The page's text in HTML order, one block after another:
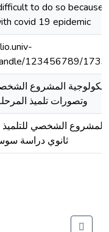
to do so because
covid 19 epidemic
123456789/
المشروع
وتصورات تلميذ المرحلة
المشروع الشخصي للتلميذ
ثانوي دراسة